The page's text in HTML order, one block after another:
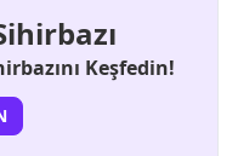
Keşfedin!